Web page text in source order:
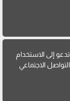
تدعو إلى الاستخدام
الاجتماعي